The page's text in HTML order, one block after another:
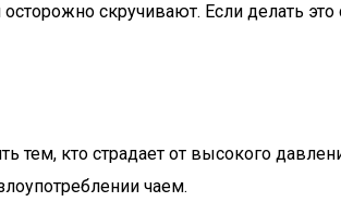
скручивают. Если делать
кто страдает от высокого
чаем.